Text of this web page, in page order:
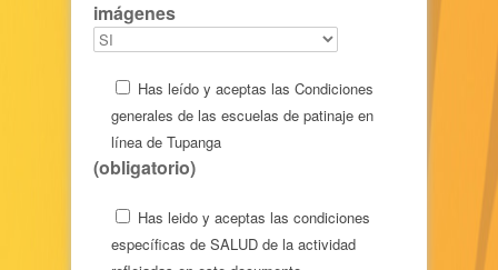
imágenes
Has leído y aceptas las Condiciones
generales de las escuelas de patinaje en
línea de Tupanga
(obligatorio)
Has leido y aceptas las condiciones
específicas de SALUD de la actividad